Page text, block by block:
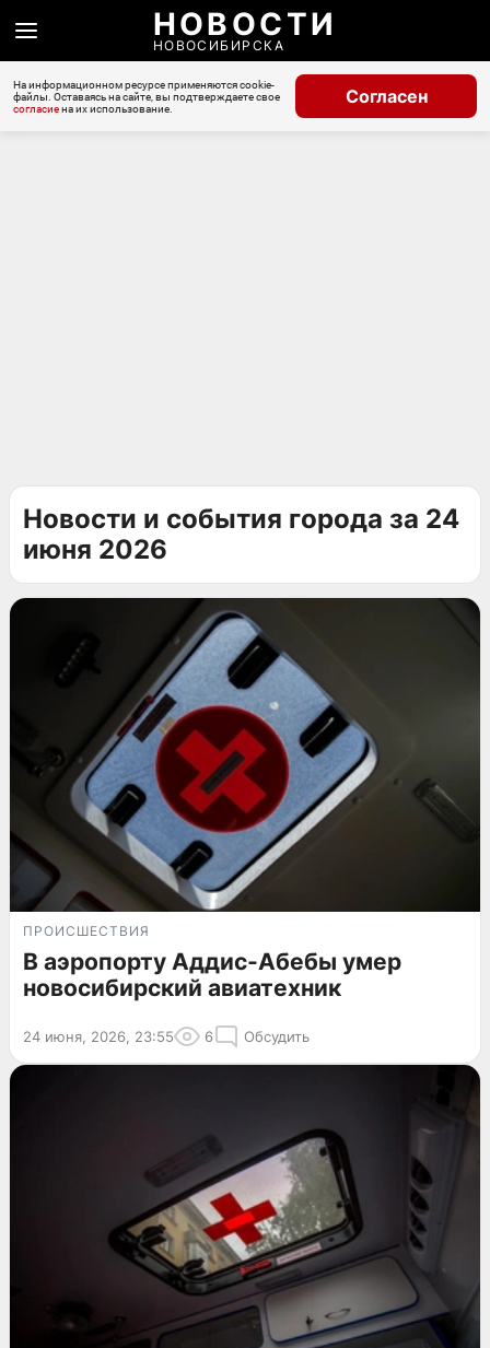
НОВОСТИ
НОВОСИБИРСКА
На информационном ресурсе применяются cookie-
файлы. Оставаясь на сайте, вы подтверждаете свое
согласиена их использование.
Согласен
Новости и события города за 24
июня 2026
ПРОИСШЕСТВИЯ
В аэропорту Аддис-Абебы умер
новосибирский авиатехник
24 июня, 2026, 23:55 6 Обсудить